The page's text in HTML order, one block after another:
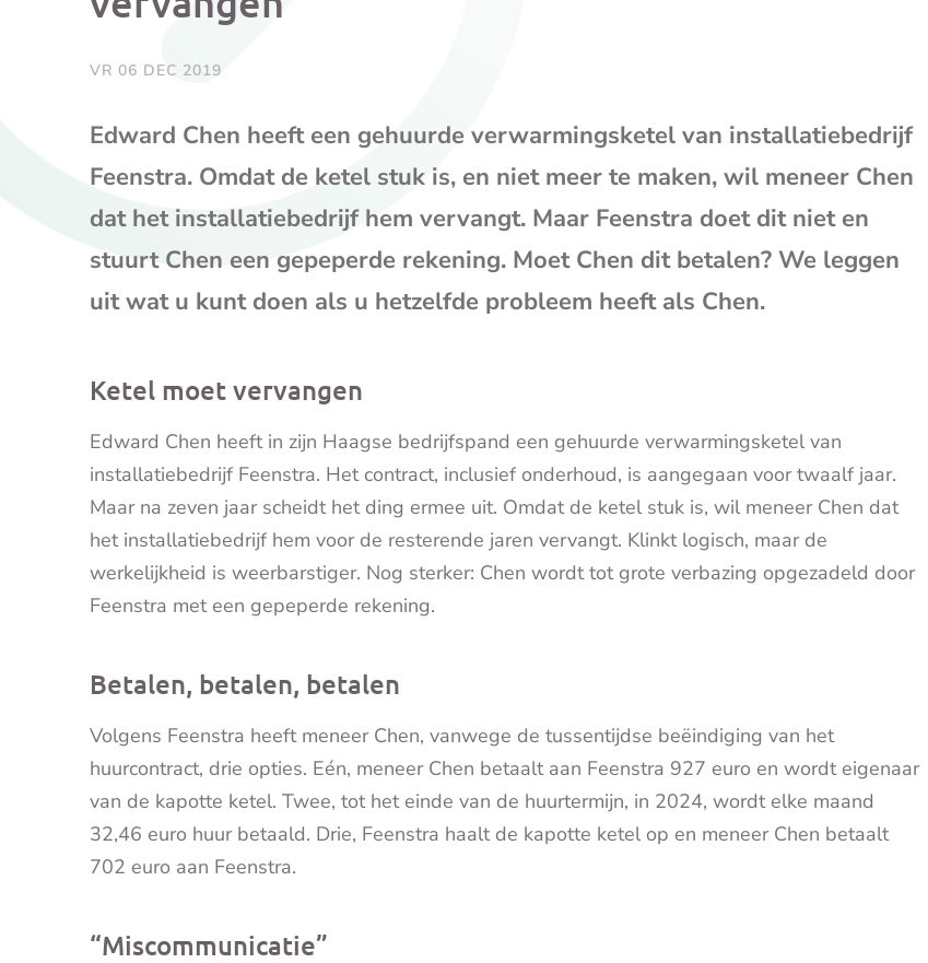
VR 06 DEC 2019
Edward Chen heeft een gehuurde verwarmingsketel van installatiebedrijf
Feenstra. Omdat de ketel stuk is, en niet meer te maken, wil meneer Chen
dat het installatiebedrijf hem vervangt. Maar Feenstra doet dit niet en
stuurt Chen een gepeperde rekening. Moet Chen dit betalen? We leggen
uit wat u kunt doen als u hetzelfde probleem heeft als Chen.
Ketel moet vervangen
Edward Chen heeft in zijn Haagse bedrijfspand een gehuurde verwarmingsketel van
installatiebedrijf Feenstra. Het contract, inclusief onderhoud, is aangegaan voor twaalf jaar.
Maar na zeven jaar scheidt het ding ermee uit. Omdat de ketel stuk is, wil meneer Chen dat
het installatiebedrijf hem voor de resterende jaren vervangt. Klinkt logisch, maar de
werkelijkheid is weerbarstiger. Nog sterker: Chen wordt tot grote verbazing opgezadeld door
Feenstra met een gepeperde rekening.
Betalen, betalen, betalen
Volgens Feenstra heeft meneer Chen, vanwege de tussentijdse beëindiging van het
huurcontract, drie opties. Eén, meneer Chen betaalt aan Feenstra 927 euro en wordt eigenaar
van de kapotte ketel. Twee, tot het einde van de huurtermijn, in 2024, wordt elke maand
32,46 euro huur betaald. Drie, Feenstra haalt de kapotte ketel op en meneer Chen betaalt
702 euro aan Feenstra.
“Miscommunicatie”